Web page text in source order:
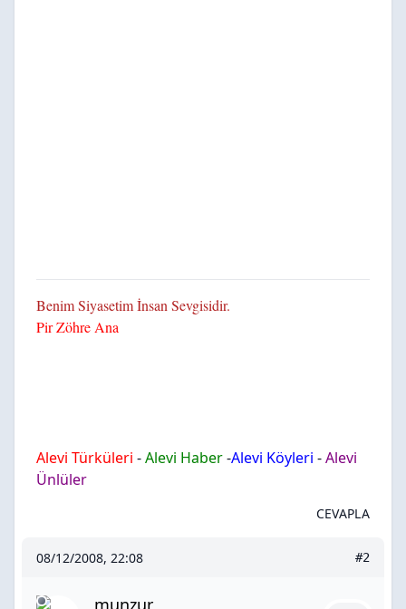
Benim Siyasetim İnsan Sevgisidir.
Pir Zöhre Ana
Alevi Türküleri -Alevi Haber-Alevi Köyleri -Alevi
Ünlüler
CEVAPLA
08/12/2008, 22:08 #2
munzur